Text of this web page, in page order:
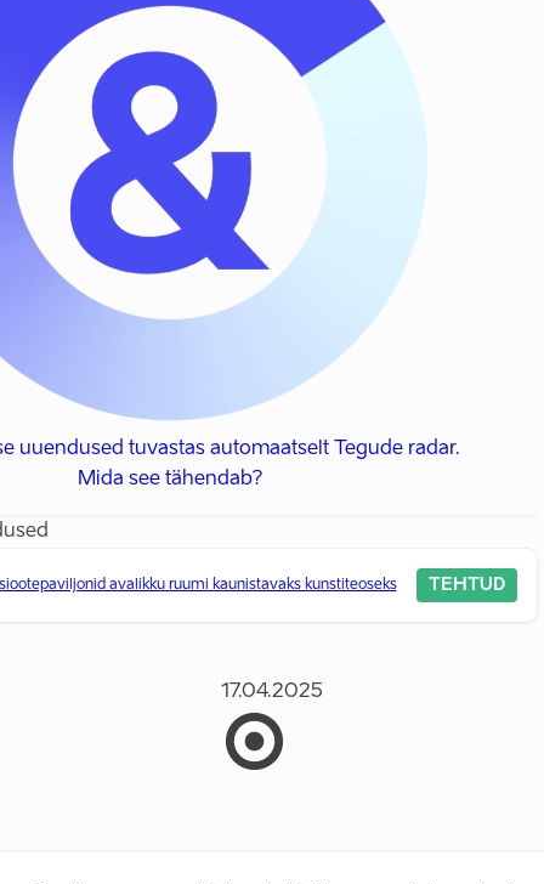
uuendused tuvastas automaatselt Tegude radar.
Mida see tähendab?
avalikku ruumi kaunistavaks kunstiteoseks TEHTUD
17.04.2025